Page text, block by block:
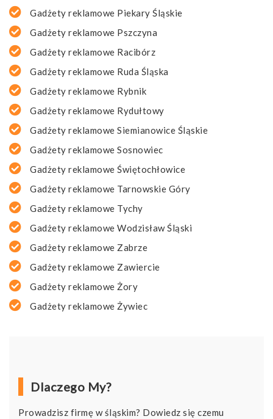
Gadżety reklamowe Piekary Śląskie
Gadżety reklamowe Pszczyna
Gadżety reklamowe Racibórz
Gadżety reklamowe Ruda Śląska
Gadżety reklamowe Rybnik
Gadżety reklamowe Rydułtowy
Gadżety reklamowe Siemianowice Śląskie
Gadżety reklamowe Sosnowiec
Gadżety reklamowe Świętochłowice
Gadżety reklamowe Tarnowskie Góry
Gadżety reklamowe Tychy
Gadżety reklamowe Wodzisław Śląski
Gadżety reklamowe Zabrze
Gadżety reklamowe Zawiercie
Gadżety reklamowe Żory
Gadżety reklamowe Żywiec
Dlaczego My?
Prowadzisz firmę w śląskim? Dowiedz się czemu